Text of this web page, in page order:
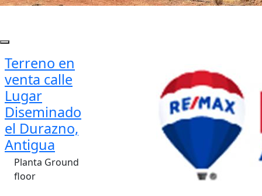
Terreno en
venta calle
Lugar
Diseminado
el Durazno,
Antigua
Planta Ground
floor